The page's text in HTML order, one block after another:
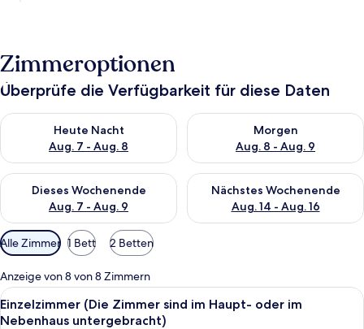
Zimmeroptionen
Überprüfe die Verfügbarkeit für diese Daten
Heute Nacht
Aug. 7 - Aug. 8
Überprüfe die Verfügbarkeit für heute Nacht, Aug. 7 - Aug. 8.
Morgen
Aug. 8 - Aug. 9
Überprüfe die Verfügbarkeit
Dieses Wochenende
Aug. 7 - Aug. 9
Überprüfe die Verfügbarkeit für dieses Wochenende, Aug. 7
Nächstes Wochenende
Aug. 14 - Aug. 16
Überprüfe die Verfügbarkeit
Verfügbare
Filter
für
Zimmer
Alle Zimmer 1 Bett 2 Betten
Anzeige von 8 von 8 Zimmern
Alle
Fotos
Ein Hotelzimmer mit Bett,
8
Einzelzimmer (Die Zimmer sind im Haupt- oder im
Nebenhaus untergebracht)